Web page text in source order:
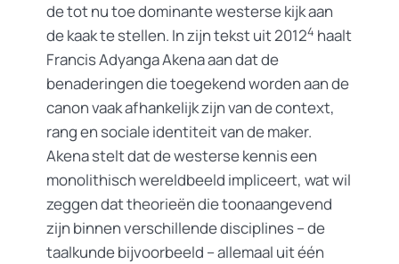
de tot nu toe dominante westerse kijk aan
de kaak te stellen. In zijn tekst uit 20124 haalt
Francis Adyanga Akena aan dat de
benaderingen die toegekend worden aan de
canon vaak afhankelijk zijn van de context,
rang en sociale identiteit van de maker.
Akena stelt dat de westerse kennis een
monolithisch wereldbeeld impliceert, wat wil
zeggen dat theorieën die toonaangevend
zijn binnen verschillende disciplines – de
taalkunde bijvoorbeeld – allemaal uit één